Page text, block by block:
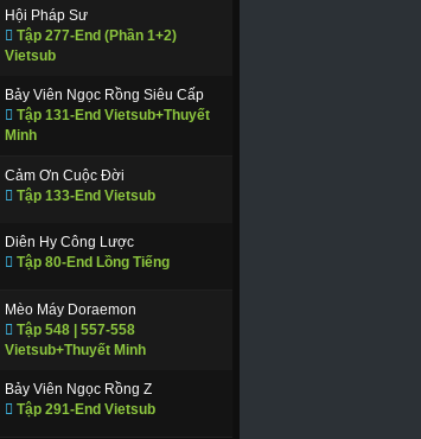
Hội Pháp Sư
Tập 277-End (Phần 1+2)
Vietsub
Bảy Viên Ngọc Rồng Siêu Cấp
Tập 131-End Vietsub+Thuyết
Minh
Cảm Ơn Cuộc Đời
Tập 133-End Vietsub
Diên Hy Công Lược
Tập 80-End Lồng Tiếng
Mèo Máy Doraemon
Tập 548 | 557-558
Vietsub+Thuyết Minh
Bảy Viên Ngọc Rồng Z
Tập 291-End Vietsub